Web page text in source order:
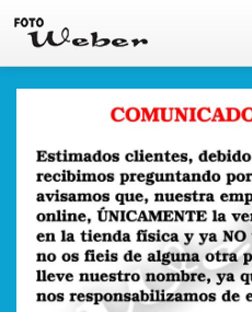
Servicios
Contacto